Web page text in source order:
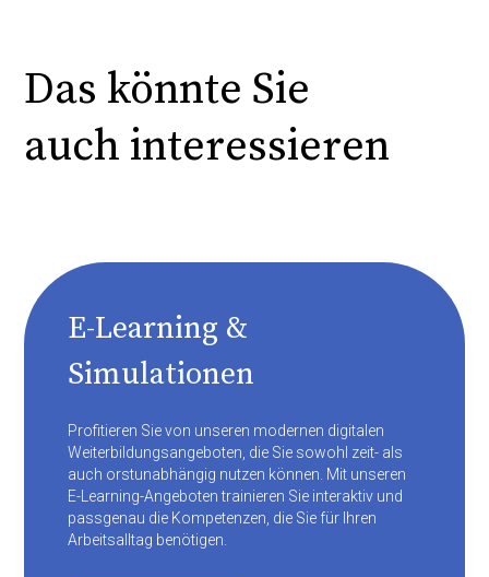
Das könnte Sie
auch interessieren
E-Learning &
Simulationen
Profitieren Sie von unseren modernen digitalen
Weiterbildungsangeboten, die Sie sowohl zeit- als
auch orstunabhängig nutzen können. Mit unseren
E-Learning-Angeboten trainieren Sie interaktiv und
passgenau die Kompetenzen, die Sie für Ihren
Arbeitsalltag benötigen.